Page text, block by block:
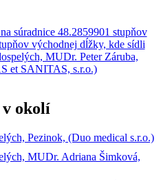
v okolí
Pezinok, (Duo medical s.r.o.)
MUDr. Adriana Šimková,